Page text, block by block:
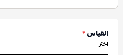
القياس*
اختر